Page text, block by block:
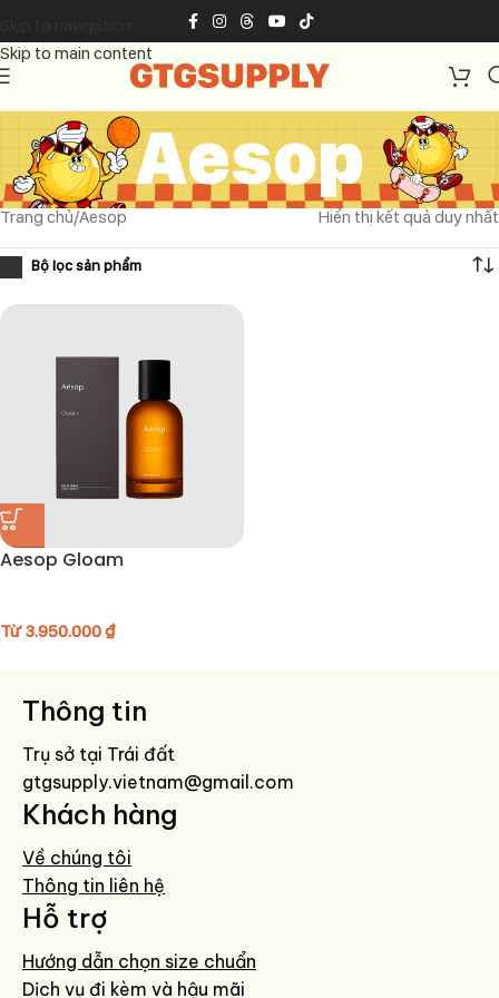
Skip to main content
Aesop
Trang chủ Aesop Hiển thị kết quả duy nhất
Aesop Gloam
Từ3.950.000₫
Thông tin
Trụ sở tại Trái đất
gtgsupply.vietnam@gmail.com
Khách hàng
Về chúng tôi
Thông tin liên hệ
Hỗ trợ
Hướng dẫn chọn size chuẩn
Dịch vụ đi kèm và hậu mãi